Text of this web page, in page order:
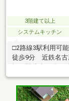
3階建て以上
システムキッチン
□2路線3駅利用可
徒歩9分 近鉄名古
居室収納有□約5.0
型キッチン□リビ
車可□コンビニ・